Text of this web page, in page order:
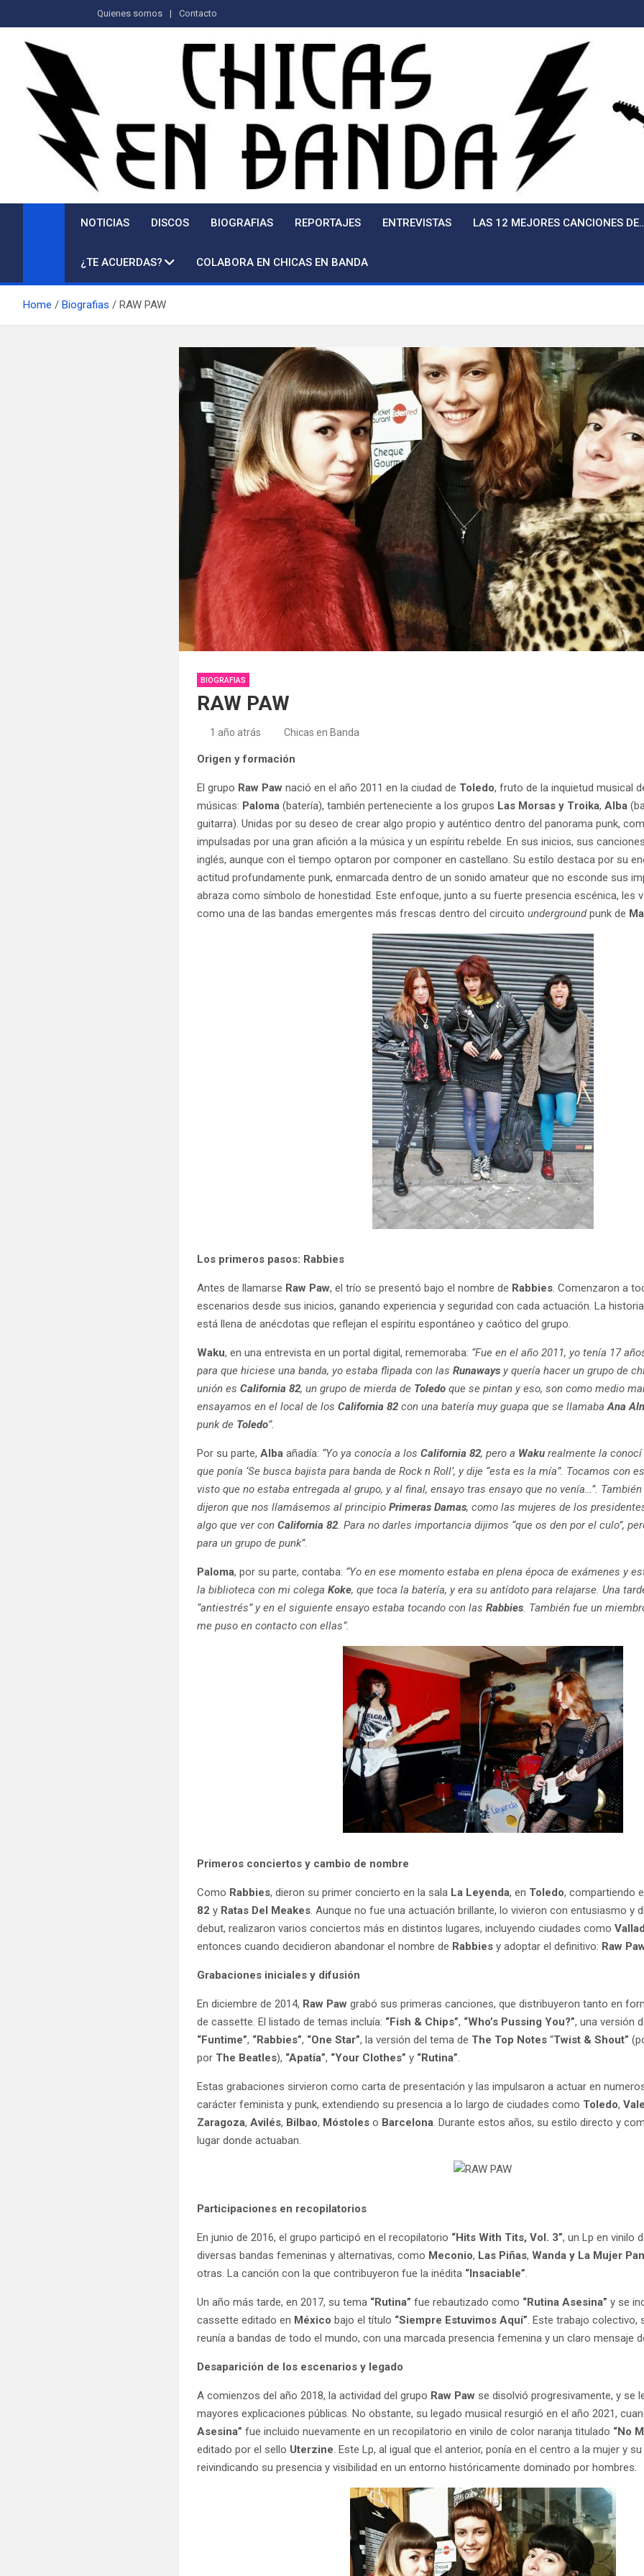
al
contenido
Quienes somos Contacto
NOTICIAS DISCOS BIOGRAFIAS REPORTAJES ENTREVISTAS LAS 12 MEJORES CANCIONES
¿TE ACUERDAS? COLABORA EN CHICAS EN BANDA
Home Biografias RAW PAW
BIOGRAFIAS
RAW PAW
1 año atrás Chicas en Banda
Origen y formación
El grupo Raw Paw nació en el año 2011 en la ciudad de Toledo, fruto de la inquietud musical
músicas: Paloma (batería), también perteneciente a los grupos Las Morsas y Troika,Alba
guitarra). Unidas por su deseo de crear algo propio y auténtico dentro del panorama punk,
impulsadas por una gran afición a la música y un espíritu rebelde. En sus inicios, sus
inglés, aunque con el tiempo optaron por componer en castellano. Su estilo destaca por su
actitud profundamente punk, enmarcada dentro de un sonido amateur que no esconde sus
abraza como símbolo de honestidad. Este enfoque, junto a su fuerte presencia escénica, les
como una de las bandas emergentes más frescas dentro del circuitoundergroundpunk de
Los primeros pasos: Rabbies
Antes de llamarse Raw Paw, el trío se presentó bajo el nombre de Rabbies. Comenzaron a
escenarios desde sus inicios, ganando experiencia y seguridad con cada actuación. La
está llena de anécdotas que reflejan el espíritu espontáneo y caótico del grupo.
Waku, en una entrevista en un portal digital, rememoraba: “Fue en el año 2011, yo tenía 17
para que hiciese una banda, yo estaba flipada con lasRunaways y quería hacer un grupo de
unión esCalifornia 82, un grupo de mierda de Toledoque se pintan y eso, son como medio
ensayamos en el local de losCalifornia 82con una batería muy guapa que se llamabaAna
punk de Toledo”.
Por su parte,Albaañadía: “Yo ya conocía a losCalifornia 82, pero a Wakurealmente la conocí
que ponía ‘Se busca bajista para banda de Rock n Roll’, y dije “esta es la mía”. Tocamos con
visto que no estaba entregada al grupo, y al final, ensayo tras ensayo que no venía…”.
dijeron que nos llamásemos al principioPrimeras Damas, como las mujeres de los
algo que ver conCalifornia 82. Para no darles importancia dijimos “que os den por el culo”,
para un grupo de punk”.
Paloma, por su parte, contaba: “Yo en ese momento estaba en plena época de exámenes y
la biblioteca con mi colegaKoke, que toca la batería, y era su antídoto para relajarse. Una
“antiestrés” y en el siguiente ensayo estaba tocando con lasRabbies. También fue un
me puso en contacto con ellas”.
Primeros conciertos y cambio de nombre
Como Rabbies, dieron su primer concierto en la sala La Leyenda, en Toledo, compartiendo
82y Ratas Del Meakes. Aunque no fue una actuación brillante, lo vivieron con entusiasmo y
debut, realizaron varios conciertos más en distintos lugares, incluyendo ciudades como
entonces cuando decidieron abandonar el nombre de Rabbiesy adoptar el definitivo: Raw
Grabaciones iniciales y difusión
En diciembre de 2014, Raw Pawgrabó sus primeras canciones, que distribuyeron tanto en
de cassette. El listado de temas incluía: “Fish & Chips”, “Who’s Pussing You?”, una versión
“Funtime”, “Rabbies”, “One Star”, la versión del tema de The Top Notes“Twist & Shout”
por The Beatles), “Apatía”, “Your Clothes”y “Rutina”.
Estas grabaciones sirvieron como carta de presentación y las impulsaron a actuar en
carácter feminista y punk, extendiendo su presencia a lo largo de ciudades como Toledo,
Zaragoza,Avilés, Bilbao, Móstoleso Barcelona. Durante estos años, su estilo directo y
lugar donde actuaban.
Participaciones en recopilatorios
En junio de 2016, el grupo participó en el recopilatorio “Hits With Tits, Vol. 3”, un Lp en vinilo
diversas bandas femeninas y alternativas, como Meconio, Las Piñas,Wanda y La Mujer
otras. La canción con la que contribuyeron fue la inédita “Insaciable”.
Un año más tarde, en 2017, su tema “Rutina”fue rebautizado como “Rutina Asesina”y se
cassette editado en Méxicobajo el título “Siempre Estuvimos Aquí”. Este trabajo colectivo,
reunía a bandas de todo el mundo, con una marcada presencia femenina y un claro mensaje
Desaparición de los escenarios y legado
A comienzos del año 2018, la actividad del grupo Raw Paw se disolvió progresivamente, y se
mayores explicaciones públicas. No obstante, su legado musical resurgió en el año 2021,
Asesina”fue incluido nuevamente en un recopilatorio en vinilo de color naranja titulado “No
editado por el sello Uterzine. Este Lp, al igual que el anterior, ponía en el centro a la mujer y
reivindicando su presencia y visibilidad en un entorno históricamente dominado por hombres.